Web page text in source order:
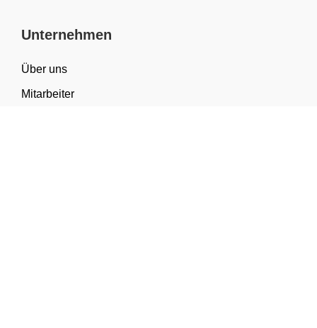
Unternehmen
Über uns
Mitarbeiter